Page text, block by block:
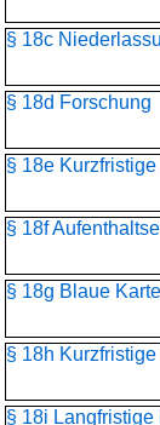
§ 18c
§ 18d Forschung
§ 18e
§ 18f
§ 18g Blaue
§ 18h
§ 18i